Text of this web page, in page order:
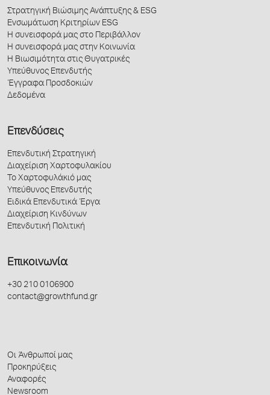
Στρατηγική Βιώσιμης Ανάπτυξης & ESG
Ενσωμάτωση Κριτηρίων ESG
Η συνεισφορά μας στο Περιβάλλον
Η συνεισφορά μας στην Κοινωνία
Η Βιωσιμότητα στις Θυγατρικές
Υπεύθυνος Επενδυτής
Έγγραφα Προσδοκιών
Δεδομένα
Επενδύσεις
Επενδυτική Στρατηγική
Διαχείριση Χαρτοφυλακίου
Το Χαρτοφυλάκιό μας
Υπεύθυνος Επενδυτής
Ειδικά Επενδυτικά Έργα
Διαχείριση Κινδύνων
Επενδυτική Πολιτική
Επικοινωνία
+30 210 0106900
contact@growthfund.gr
Οι Άνθρωποί μας
Προκηρύξεις
Αναφορές
Newsroom